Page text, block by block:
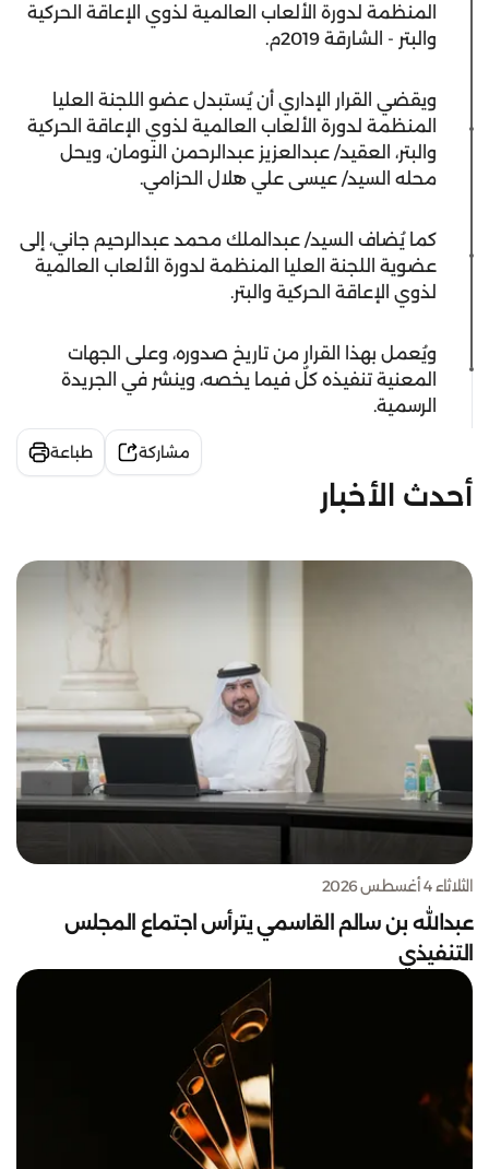
المنظمة لدورة الألعاب العالمية لذوي الإعاقة الحركية
والبتر - الشارقة 2019م.
ويقضي القرار الإداري أن يُستبدل عضو اللجنة العليا
المنظمة لدورة الألعاب العالمية لذوي الإعاقة الحركية
والبتر، العقيد/ عبدالعزيز عبدالرحمن النومان، ويحل
محله السيد/ عيسى علي هلال الحزامي.
كما يُضاف السيد/ عبدالملك محمد عبدالرحيم جاني، إلى
عضوية اللجنة العليا المنظمة لدورة الألعاب العالمية
لذوي الإعاقة الحركية والبتر.
ويُعمل بهذا القرار من تاريخ صدوره، وعلى الجهات
المعنية تنفيذه كلٌ فيما يخصه، وينشر في الجريدة
الرسمية.
مشاركة طباعة
أحدث الأخبار
الثلاثاء 4 أغسطس 2026
عبدالله بن سالم القاسمي يترأس اجتماع المجلس
التنفيذي